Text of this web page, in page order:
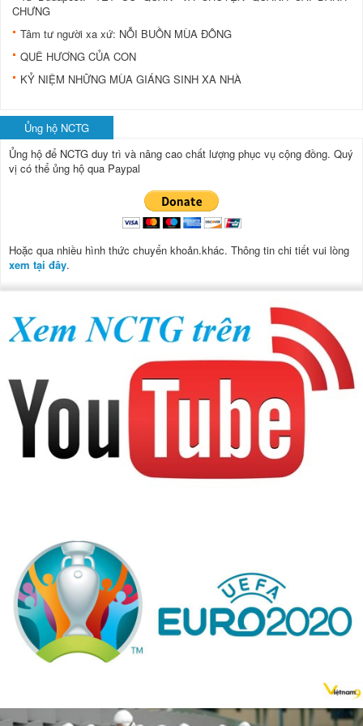
CHƯNG
Tâm tư người xa xứ: NỖI BUỒN MÙA ĐÔNG
QUÊ HƯƠNG CỦA CON
KỶ NIỆM NHỮNG MÙA GIÁNG SINH XA NHÀ
Ủng hộ NCTG
Ủng hộ để NCTG duy trì và nâng cao chất lượng phục vụ cộng đồng. Quý
vị có thể ủng hộ qua Paypal
Hoặc qua nhiều hình thức chuyển khoản.khác. Thông tin chi tiết vui lòng
xem tại đây.